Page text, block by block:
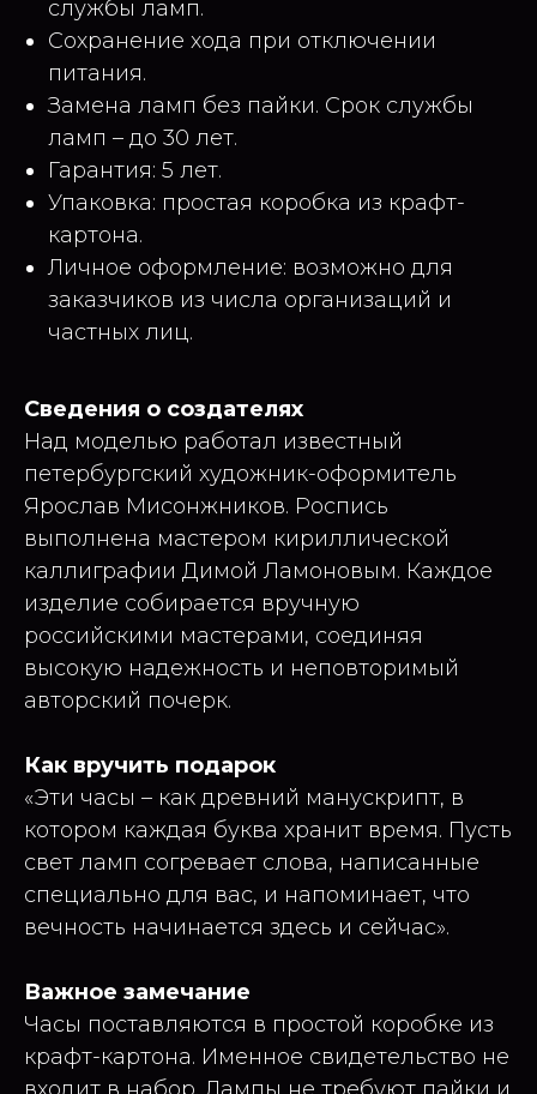
службы ламп.
Сохранение хода при отключении
питания.
Замена ламп без пайки. Срок службы
ламп – до 30 лет.
Гарантия: 5 лет.
Упаковка: простая коробка из крафт-
картона.
Личное оформление: возможно для
заказчиков из числа организаций и
частных лиц.
Сведения о создателях
Над моделью работал известный
петербургский художник-оформитель
Ярослав Мисонжников. Роспись
выполнена мастером кириллической
каллиграфии Димой Ламоновым. Каждое
изделие собирается вручную
российскими мастерами, соединяя
высокую надежность и неповторимый
авторский почерк.
Как вручить подарок
«Эти часы – как древний манускрипт, в
котором каждая буква хранит время. Пусть
свет ламп согревает слова, написанные
специально для вас, и напоминает, что
вечность начинается здесь и сейчас».
Важное замечание
Часы поставляются в простой коробке из
крафт-картона. Именное свидетельство не